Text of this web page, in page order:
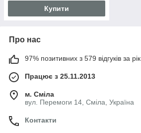
Купити
Про нас
97% позитивних з 579 відгуків за рік
Працює з 25.11.2013
м. Сміла
вул. Перемоги 14, Сміла, Україна
Контакти